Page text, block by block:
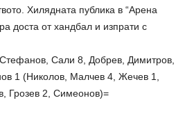
Хилядната публика в “Арена
доста от хандбал и изпрати с
Сали 8, Добрев, Димитров,
1 (Николов, Малчев 4, Жечев 1,
Грозев 2, Симеонов)=